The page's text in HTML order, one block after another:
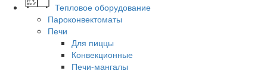
Тепловое оборудование
Пароконвектоматы
Печи
Для пиццы
Конвекционные
Печи-мангалы